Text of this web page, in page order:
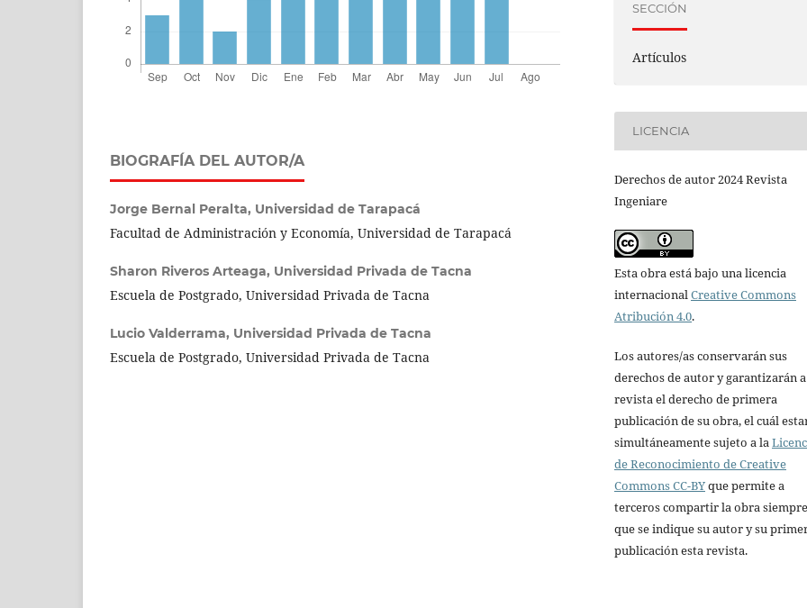
BIOGRAFÍA DEL AUTOR/A
Jorge Bernal Peralta, Universidad de Tarapacá
Facultad de Administración y Economía, Universidad de Tarapacá
Sharon Riveros Arteaga, Universidad Privada de Tacna
Escuela de Postgrado, Universidad Privada de Tacna
Lucio Valderrama, Universidad Privada de Tacna
Escuela de Postgrado, Universidad Privada de Tacna
SECCIÓN
Artículos
LICENCIA
Derechos de autor 2024 Revista
Ingeniare
Esta obra está bajo una licencia
internacionalCreative Commons
Atribución 4.0.
Los autores/as conservarán sus
derechos de autor y garantizarán
revista el derecho de primera
publicación de su obra, el cuál
simultáneamente sujeto a la
de Reconocimiento de Creative
Commons CC-BYque permite a
terceros compartir la obra siempre
que se indique su autor y su
publicación esta revista.